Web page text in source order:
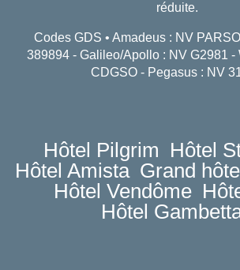
réduite.
Codes GDS • Amadeus : NV
389894 - Galileo/Apollo : NV G2981 -
CDGSO - Pegasus : NV
Hôtel Pilgrim
Hôtel
Hôtel Amista Grand
Hôtel Vendôme
Hôtel